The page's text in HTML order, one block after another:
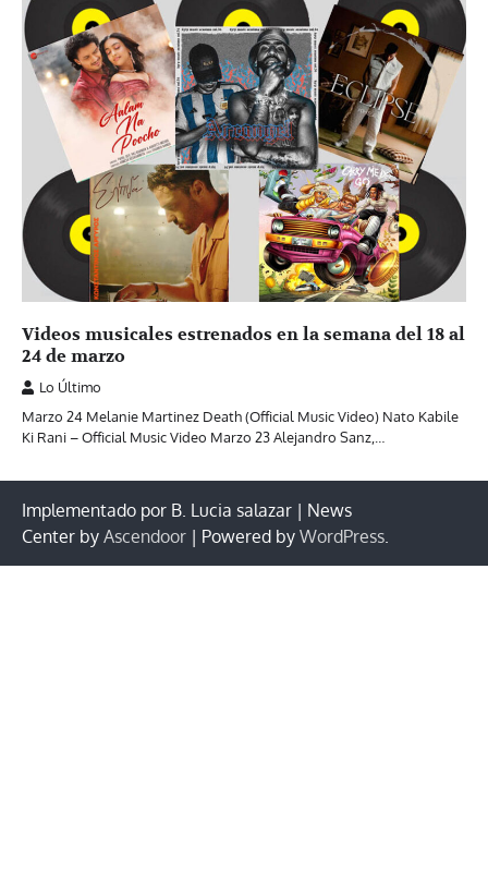
Videos musicales estrenados en la semana del 18 al
24 de marzo
Lo Último
Marzo 24 Melanie Martinez Death (Official Music Video) Nato Kabile
Ki Rani – Official Music Video Marzo 23 Alejandro Sanz,…
Implementado por B. Lucia salazar | News
Center by Ascendoor | Powered by WordPress